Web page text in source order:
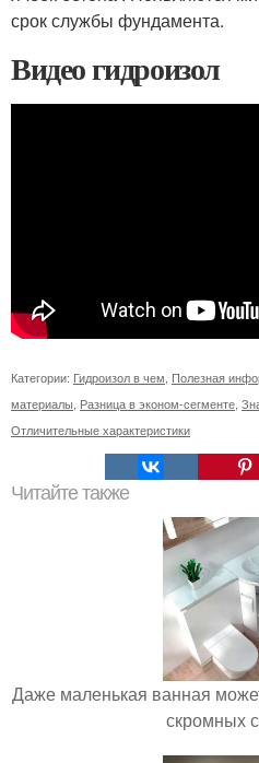
срок службы фундамента.
Видео гидроизол
Категории: Гидроизол в чем Полезная
материалы Разница в эконом-сегменте
Отличительные характеристики
Читайте также
Даже маленькая ванная
скромных